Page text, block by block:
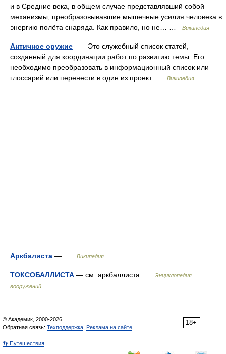
и в Средние века, в общем случае представлявший собой
механизмы, преобразовывавшие мышечные усилия человека в
энергию полёта снаряда. Как правило, но не… …
Википедия
Античное оружие — Это служебный список статей,
созданный для координации работ по развитию темы. Его
необходимо преобразовать в информационный список или
глоссарий или перенести в один из проект …
Википедия
Аркбалиста — … Википедия
ТОКСОБАЛЛИСТА — см. аркбаллиста …
Энциклопедия
вооружений
18+
© Академик, 2000-2026
Обратная связь: Техподдержка Реклама на сайте
👣 Путешествия